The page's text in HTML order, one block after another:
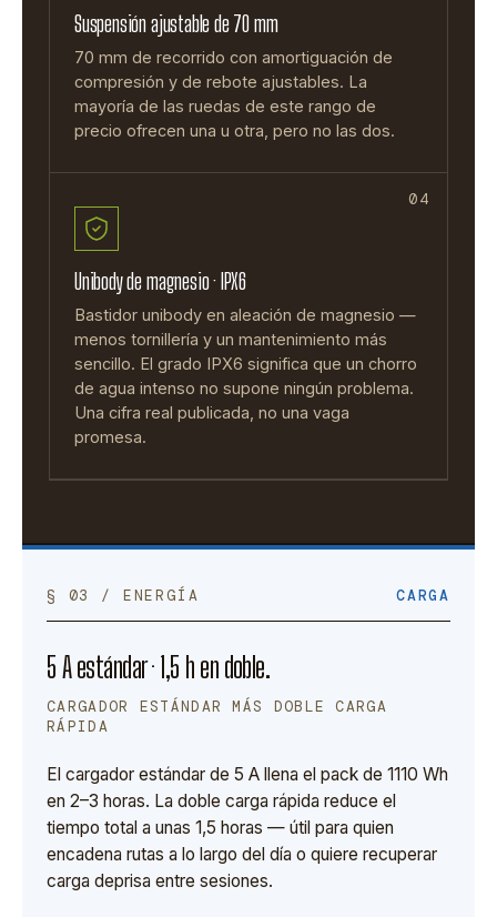
Suspensión ajustable de 70 mm
70 mm de recorrido con amortiguación de
compresión y de rebote ajustables. La
mayoría de las ruedas de este rango de
precio ofrecen una u otra, pero no las dos.
04
Unibody de magnesio · IPX6
Bastidor unibody en aleación de magnesio —
menos tornillería y un mantenimiento más
sencillo. El grado IPX6 significa que un chorro
de agua intenso no supone ningún problema.
Una cifra real publicada, no una vaga
promesa.
§ 03 / ENERGÍA CARGA
5 A estándar · 1,5 h en doble.
CARGADOR ESTÁNDAR MÁS DOBLE CARGA
RÁPIDA
El cargador estándar de 5 A llena el pack de 1110 Wh
en 2–3 horas. La doble carga rápida reduce el
tiempo total a unas 1,5 horas — útil para quien
encadena rutas a lo largo del día o quiere recuperar
carga deprisa entre sesiones.